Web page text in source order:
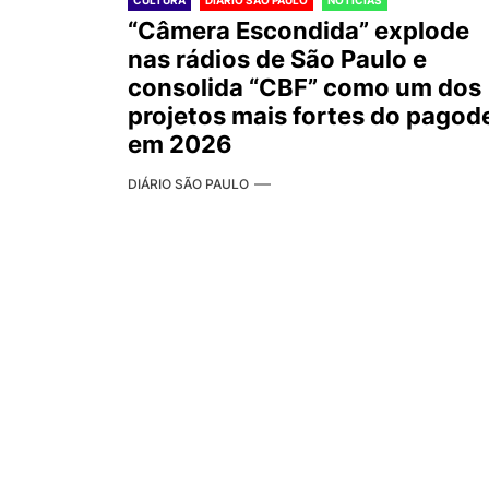
“Câmera Escondida” explode
nas rádios de São Paulo e
consolida “CBF” como um dos
projetos mais fortes do
em 2026
DIÁRIO SÃO PAULO